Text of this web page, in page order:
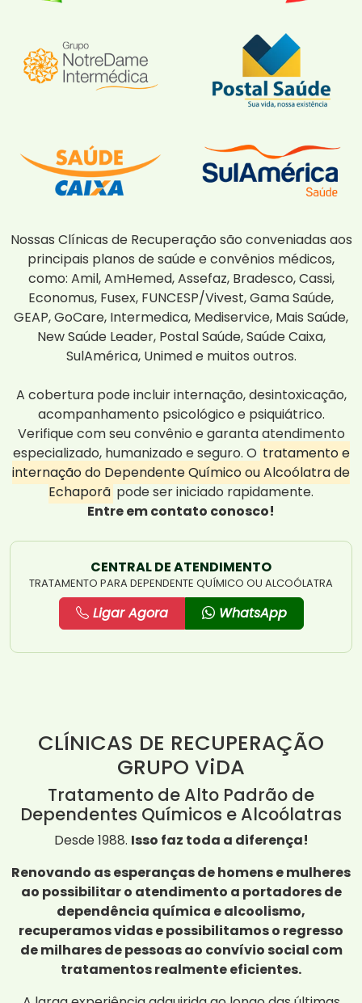
Nossas Clínicas de Recuperação são conveniadas aos
principais planos de saúde e convênios médicos,
como: Amil, AmHemed, Assefaz, Bradesco, Cassi,
Economus, Fusex, FUNCESP/Vivest, Gama Saúde,
GEAP, GoCare, Intermedica, Mediservice, Mais Saúde,
New Saúde Leader, Postal Saúde, Saúde Caixa,
SulAmérica, Unimed e muitos outros.
A cobertura pode incluir internação, desintoxicação,
acompanhamento psicológico e psiquiátrico.
Verifique com seu convênio e garanta atendimento
especializado, humanizado e seguro. O tratamento e
internação do Dependente Químico ou Alcoólatra de
Echaporã pode ser iniciado rapidamente.
Entre em contato conosco!
CENTRAL DE ATENDIMENTO
TRATAMENTO PARA DEPENDENTE QUÍMICO OU ALCOÓLATRA
Ligar Agora WhatsApp
CLÍNICAS DE RECUPERAÇÃO
GRUPO ViDA
Tratamento de Alto Padrão de
Dependentes Químicos e Alcoólatras
Desde 1988. Isso faz toda a diferença!
Renovando as esperanças de homens e mulheres
ao possibilitar o atendimento a portadores de
dependência química e alcoolismo,
recuperamos vidas e possibilitamos o regresso
de milhares de pessoas ao convívio social com
tratamentos realmente eficientes.